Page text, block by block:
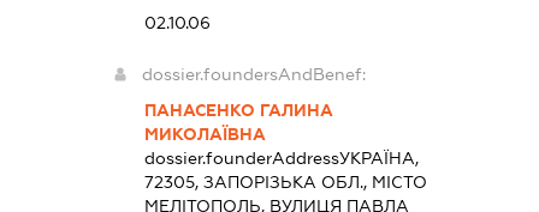
02.10.06
dossier.foundersAndBenef:
ПАНАСЕНКО ГАЛИНА
МИКОЛАЇВНА
dossier.founderAddressУКРАЇНА,
72305, ЗАПОРІЗЬКА ОБЛ., МІСТО
МЕЛІТОПОЛЬ, ВУЛИЦЯ ПАВЛА